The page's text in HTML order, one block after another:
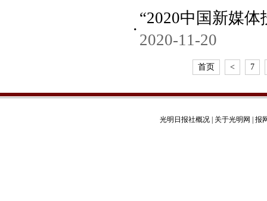
“2020中国新媒
2020-11-20
首页 < 7
光明日报社概况 关于光明网 报